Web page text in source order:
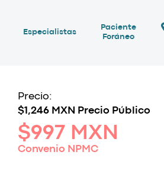
Especialistas
Paciente
Foráneo
Precio:
$1,246 MXN Precio Público
$997 MXN
Convenio NPMC